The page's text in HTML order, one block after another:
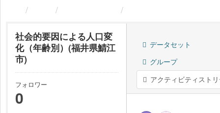
社会的要因による人口変
化（年齢別）(福井県鯖江
市)
フォロワー
0
データセット
グループ
アクティビティスト